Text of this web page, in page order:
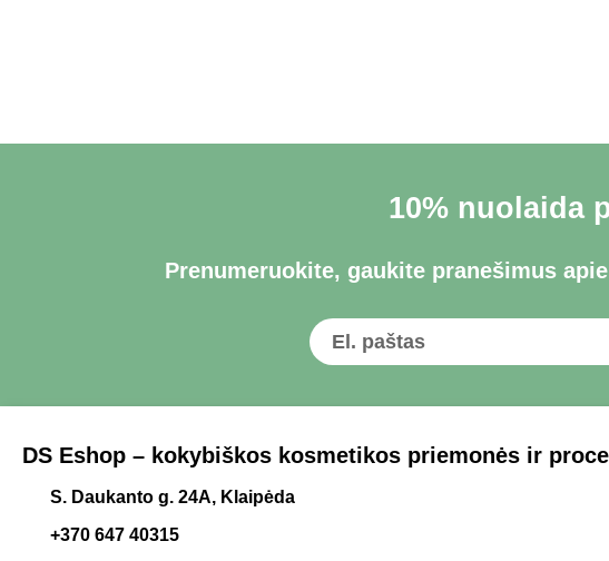
10% nuolaida
Prenumeruokite, gaukite pranešimus
DS Eshop – kokybiškos kosmetikos priemonės ir
S. Daukanto g. 24A, Klaipėda
+370 647 40315